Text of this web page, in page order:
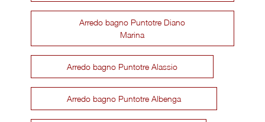
Arredo bagno Puntotre Diano
Marina
Arredo bagno Puntotre Alassio
Arredo bagno Puntotre Albenga